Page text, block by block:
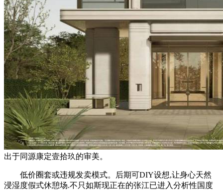
出于同源康定壹拾玖的审美。
低价圈套或违规发卖模式。后期可DIY设想,让身心天然
浸湿度假式休憩场.不只如斯现正在的张江已进入分析性国度